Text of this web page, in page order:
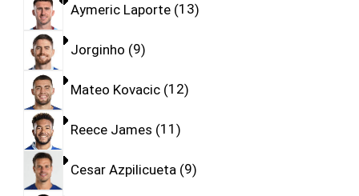
Aymeric Laporte 13
Jorginho 9
Mateo Kovacic 12
Reece James 11
Cesar Azpilicueta 9